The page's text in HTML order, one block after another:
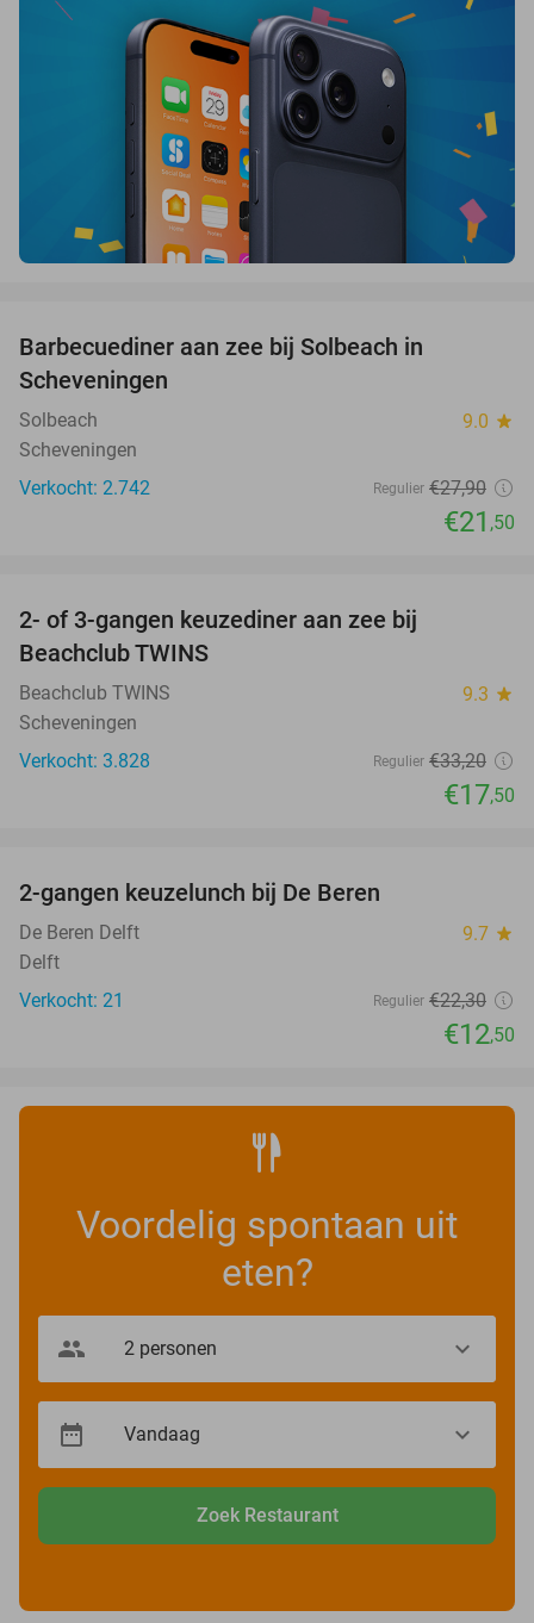
Barbecuediner aan zee bij Solbeach in
Scheveningen
Solbeach 9.0 star
Scheveningen
Verkocht: 2.742
Regulier €27,90
€21 ,50
2- of 3-gangen keuzediner aan zee bij
Beachclub TWINS
Beachclub TWINS 9.3 star
Scheveningen
Verkocht: 3.828
Regulier €33,20
€17,50
NEW
TODAY
2-gangen keuzelunch bij De Beren
De Beren Delft 9.7 star
Delft
Verkocht: 21
Regulier €22,30
€12,50
Voordelig spontaan uit
eten?
Zoek Restaurant